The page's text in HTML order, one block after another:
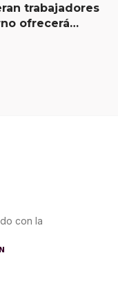
trabajadores
ofrecerá
con la